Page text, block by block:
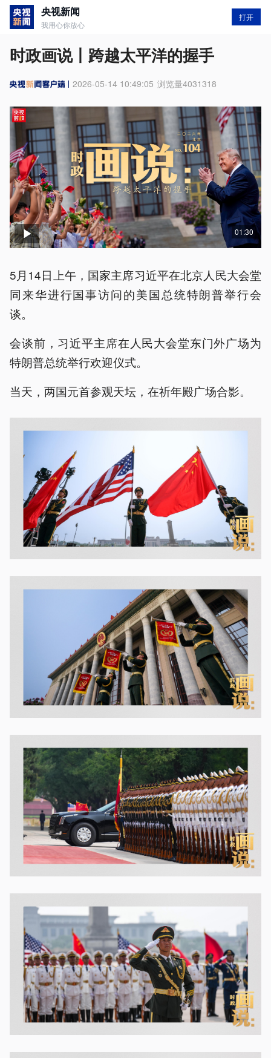
央视新闻
我用心你放心
打开
时政画说丨跨越太平洋的握手
2026-05-14 10:49:05 浏览量4031318
01:30
5月14日上午，国家主席习近平在北京人民大会堂
同来华进行国事访问的美国总统特朗普举行会
谈。
会谈前，习近平主席在人民大会堂东门外广场为
特朗普总统举行欢迎仪式。
当天，两国元首参观天坛，在祈年殿广场合影。